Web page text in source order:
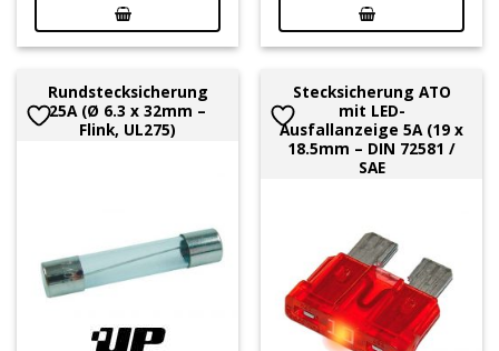
Rundstecksicherung
25A (Ø 6.3 x 32mm –
Flink, UL275)
Stecksicherung ATO
mit LED-
Ausfallanzeige 5A (19 x
18.5mm – DIN 72581 /
SAE